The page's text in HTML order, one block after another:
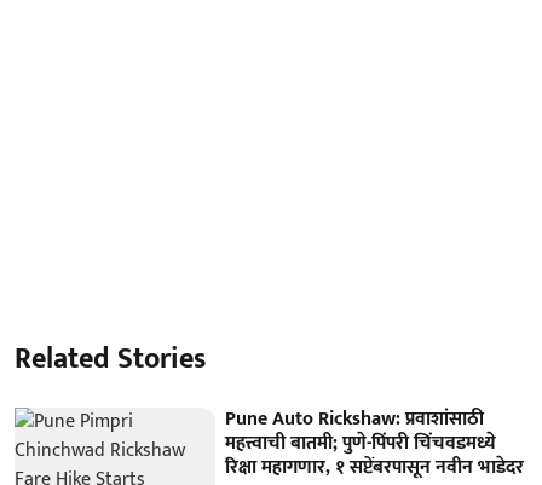
Related Stories
Pune Auto Rickshaw: प्रवाशांसाठी
महत्त्वाची बातमी; पुणे-पिंपरी चिंचवडमध्ये
रिक्षा महागणार, १ सप्टेंबरपासून नवीन भाडेदर